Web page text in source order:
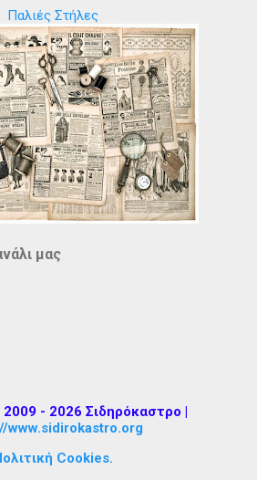
Παλιές Στήλες
μας
- 2026 Σιδηρόκαστρο |
www.sidirokastro.org
Cookies.